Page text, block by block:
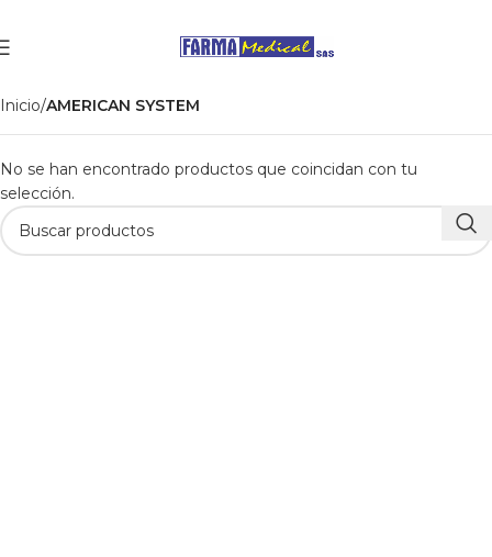
Inicio AMERICAN SYSTEM
No se han encontrado productos que coincidan con tu
selección.